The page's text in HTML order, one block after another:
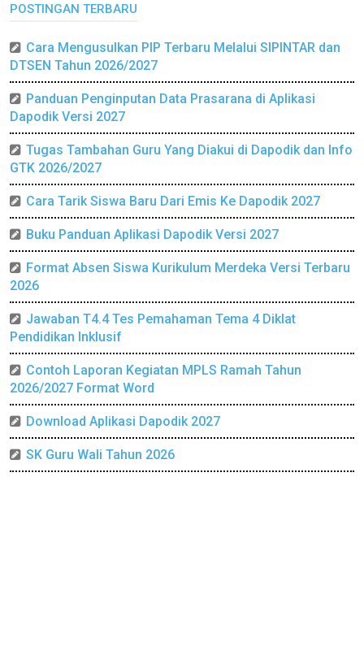
POSTINGAN TERBARU
Cara Mengusulkan PIP Terbaru Melalui SIPINTAR dan
DTSEN Tahun 2026/2027
Panduan Penginputan Data Prasarana di Aplikasi
Dapodik Versi 2027
Tugas Tambahan Guru Yang Diakui di Dapodik dan Info
GTK 2026/2027
Cara Tarik Siswa Baru Dari Emis Ke Dapodik 2027
Buku Panduan Aplikasi Dapodik Versi 2027
Format Absen Siswa Kurikulum Merdeka Versi Terbaru
2026
Jawaban T4.4 Tes Pemahaman Tema 4 Diklat
Pendidikan Inklusif
Contoh Laporan Kegiatan MPLS Ramah Tahun
2026/2027 Format Word
Download Aplikasi Dapodik 2027
SK Guru Wali Tahun 2026